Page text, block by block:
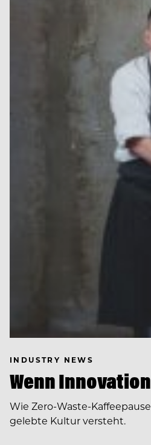
INDUSTRY NEWS
Wenn
Wie Zero-Waste-
gelebte Kultur versteht.